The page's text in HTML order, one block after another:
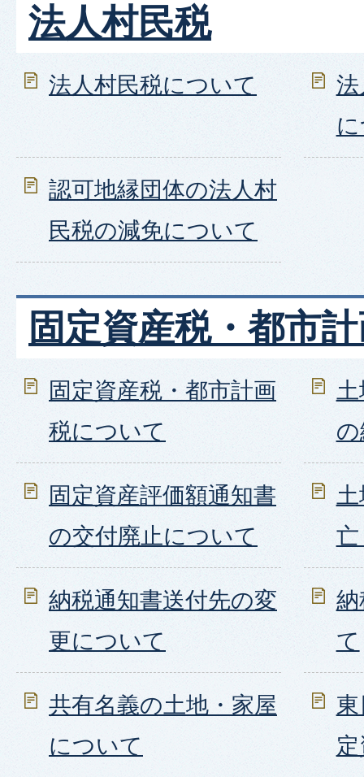
法人村民税
法人村民税について
法
認可地縁団体の法人村
民税の減免について
固定資産税・都市
固定資産税・都市計画
税について
土
固定資産評価額通知書
の交付廃止について
納税通知書送付先の変
更について
て
共有名義の土地・家屋
について